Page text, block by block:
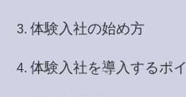
体験入社の始め方
体験入社を導入するポ